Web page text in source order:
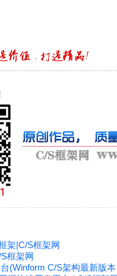
架|C/S框架网
框架网
(Winform C/S架构最新版